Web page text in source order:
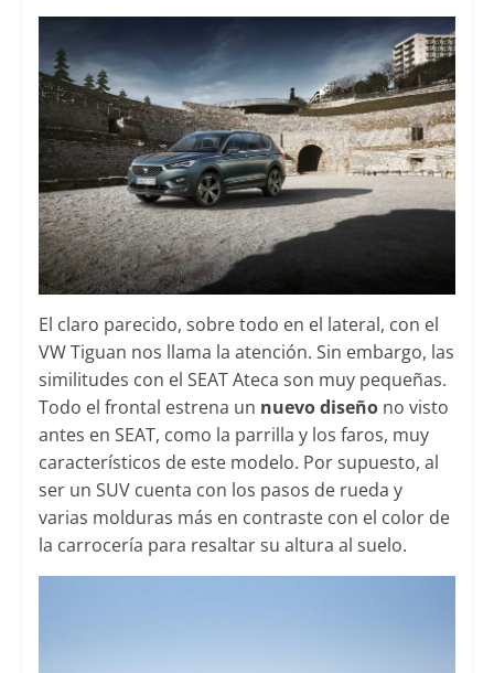
El claro parecido, sobre todo en el lateral, con el
VW Tiguan nos llama la atención. Sin embargo, las
similitudes con el SEAT Ateca son muy pequeñas.
Todo el frontal estrena un nuevo diseñono visto
antes en SEAT, como la parrilla y los faros, muy
característicos de este modelo. Por supuesto, al
ser un SUV cuenta con los pasos de rueda y
varias molduras más en contraste con el color de
la carrocería para resaltar su altura al suelo.